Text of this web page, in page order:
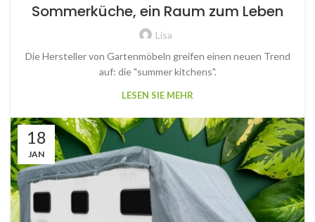
Sommerküche, ein Raum zum Leben
Lisa
Die Hersteller von Gartenmöbeln greifen einen neuen Trend
auf: die "summer kitchens".
LESEN SIE MEHR
18
JAN